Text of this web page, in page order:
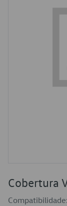
Cobertura
Compatibilidade: